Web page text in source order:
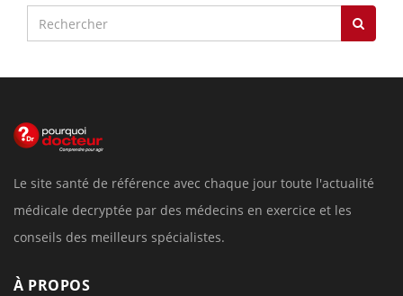
Le site santé de référence avec chaque jour toute l'actualité
médicale decryptée par des médecins en exercice et les
conseils des meilleurs spécialistes.
À PROPOS